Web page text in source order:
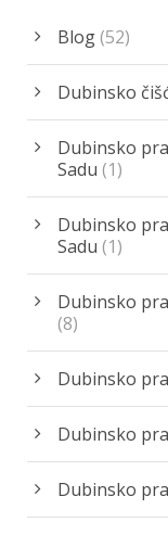
Blog(52)
Dubinsko
Dubinsko
Sadu (1)
Dubinsko
Sadu (1)
Dubinsko
(8)
Dubinsko
Dubinsko
Dubinsko